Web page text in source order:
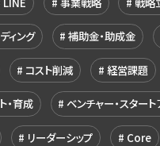
ィング 補助金・助成金
コスト削減 経営課題
・育成 ベンチャー・スタート
リーダーシップ Core